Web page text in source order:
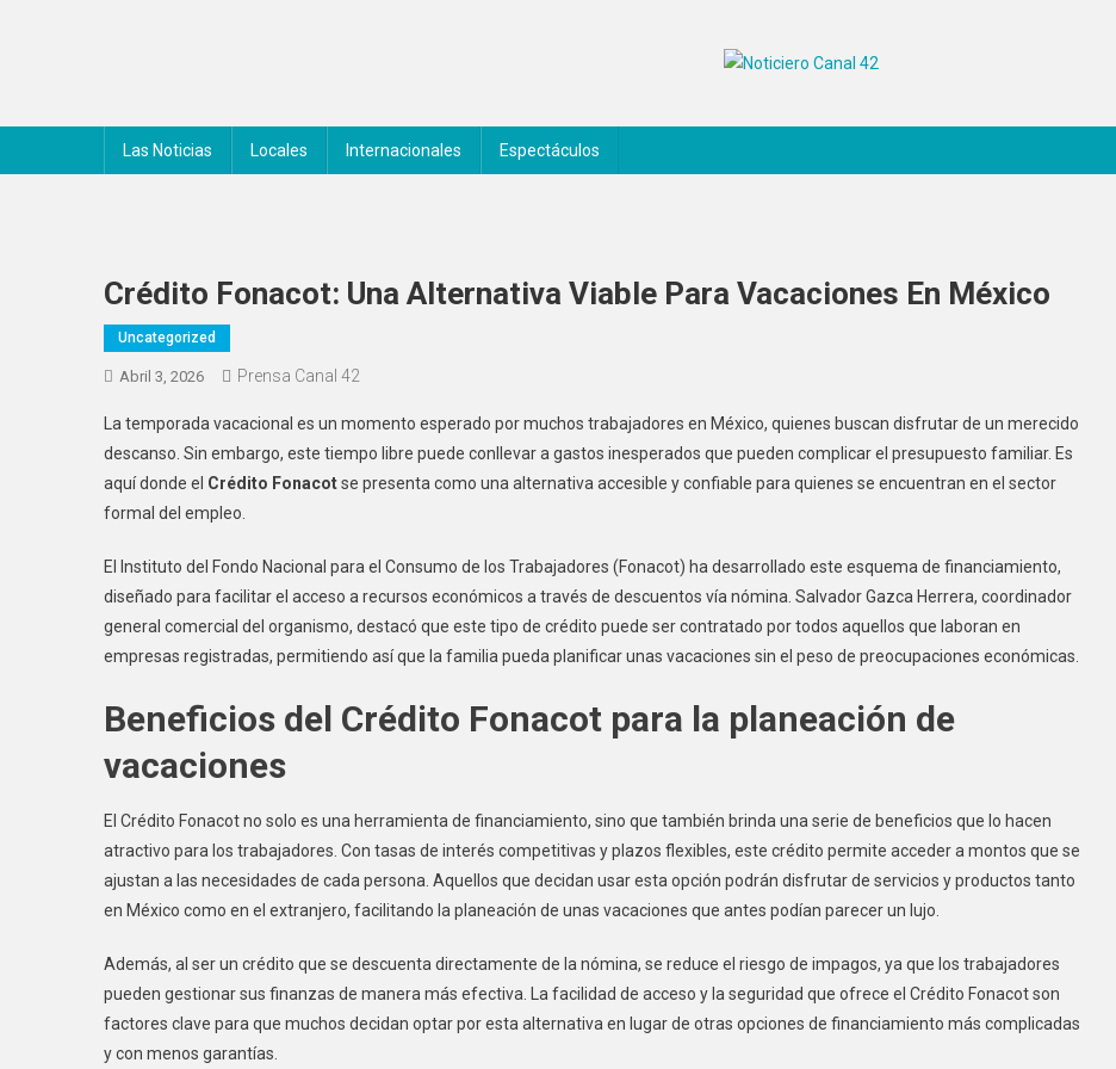
Las Noticias Locales Internacionales Espectáculos
Crédito Fonacot: Una Alternativa Viable Para Vacaciones En México
Uncategorized
Abril 3, 2026 Prensa Canal 42
La temporada vacacional es un momento esperado por muchos trabajadores en México, quienes buscan disfrutar de un merecido
descanso. Sin embargo, este tiempo libre puede conllevar a gastos inesperados que pueden complicar el presupuesto familiar. Es
aquí donde el Crédito Fonacotse presenta como una alternativa accesible y confiable para quienes se encuentran en el sector
formal del empleo.
El Instituto del Fondo Nacional para el Consumo de los Trabajadores (Fonacot) ha desarrollado este esquema de financiamiento,
diseñado para facilitar el acceso a recursos económicos a través de descuentos vía nómina. Salvador Gazca Herrera, coordinador
general comercial del organismo, destacó que este tipo de crédito puede ser contratado por todos aquellos que laboran en
empresas registradas, permitiendo así que la familia pueda planificar unas vacaciones sin el peso de preocupaciones económicas.
Beneficios del Crédito Fonacot para la planeación de
vacaciones
El Crédito Fonacot no solo es una herramienta de financiamiento, sino que también brinda una serie de beneficios que lo hacen
atractivo para los trabajadores. Con tasas de interés competitivas y plazos flexibles, este crédito permite acceder a montos que se
ajustan a las necesidades de cada persona. Aquellos que decidan usar esta opción podrán disfrutar de servicios y productos tanto
en México como en el extranjero, facilitando la planeación de unas vacaciones que antes podían parecer un lujo.
Además, al ser un crédito que se descuenta directamente de la nómina, se reduce el riesgo de impagos, ya que los trabajadores
pueden gestionar sus finanzas de manera más efectiva. La facilidad de acceso y la seguridad que ofrece el Crédito Fonacot son
factores clave para que muchos decidan optar por esta alternativa en lugar de otras opciones de financiamiento más complicadas
y con menos garantías.